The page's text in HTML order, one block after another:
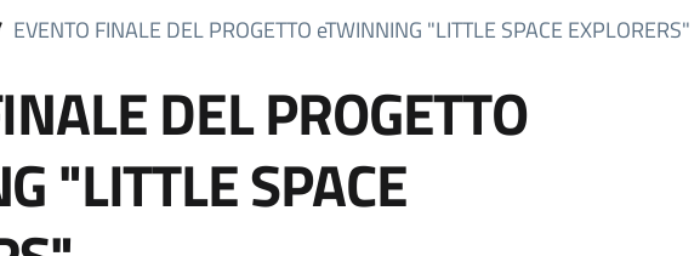
EVENTO FINALE DEL PROGETTO eTWINNING "LITTLE SPACE EXPLORERS"
DEL PROGETTO
"LITTLE SPACE